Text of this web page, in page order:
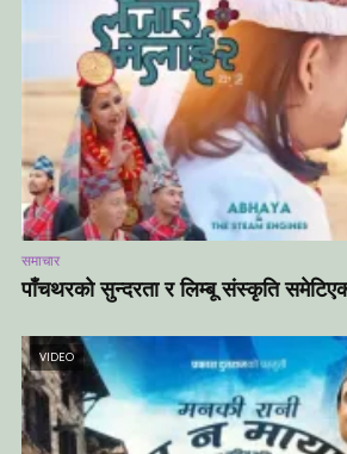
समाचार
पाँचथरको सुन्दरता र लिम्बू संस्कृति
VIDEO